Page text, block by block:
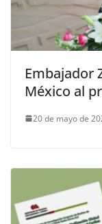
Embajador
México al
20 de mayo de